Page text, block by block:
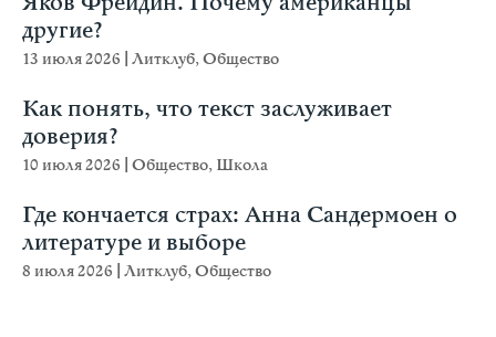
другие?
13 июля 2026 Литклуб,Общество
Как понять, что текст заслуживает
доверия?
10 июля 2026 Общество, Школа
Где кончается страх: Анна Сандермоен о
литературе и выборе
8 июля 2026 Литклуб,Общество